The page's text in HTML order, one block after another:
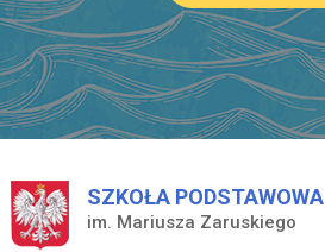
SZKOŁA PODSTAWOWA
im. Mariusza Zaruskiego